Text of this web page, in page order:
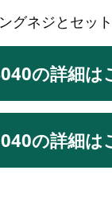
グネジとセッ
の詳細は
の詳細は